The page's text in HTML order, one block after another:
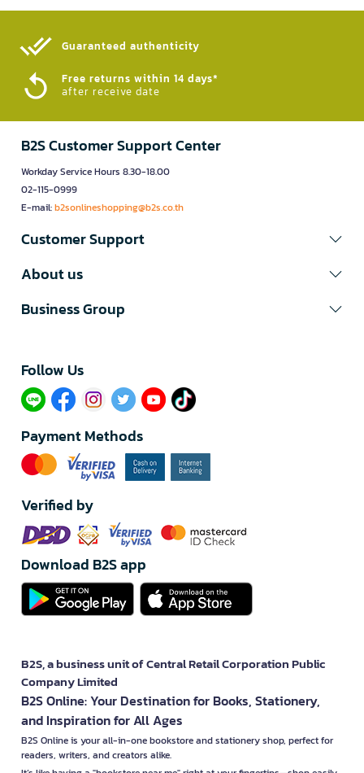
Guaranteed authenticity​
Free returns within 14 days*
after receive date
B2S Customer Support Center
Workday Service Hours 8.30-18.00
02-115-0999
E-mail:b2sonlineshopping@b2s.co.th
Customer Support
About us
Business Group
Follow Us​
Payment Methods
Verified by
Download B2S app
B2S, a business unit of Central Retail Corporation Public
Company Limited
B2S Online: Your Destination for Books, Stationery,
and Inspiration for All Ages
B2S Online is your all-in-one bookstore and stationery shop, perfect for
readers, writers, and creators alike.